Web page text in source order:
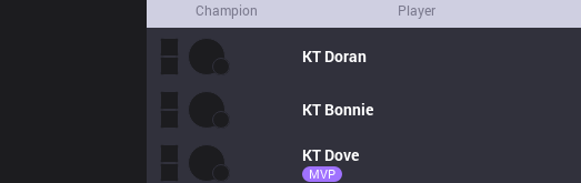
Champion Player
KT Doran
KT Bonnie
KT Dove
MVP